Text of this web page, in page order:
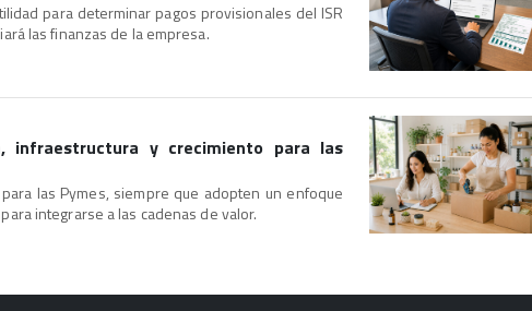
para determinar pagos provisionales del ISR
las finanzas de la empresa.
infraestructura y crecimiento para las
las Pymes, siempre que adopten un enfoque
integrarse a las cadenas de valor.